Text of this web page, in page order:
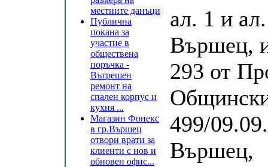
местните данъци
Публична
покана за
участие в
обществена
поръчка -
Вътрешен
ремонт на
спален корпус и
кухня ...
Магазин Фонекс
в гр.Вършец
отвори врати за
клиенти с нов и
обновен офис...
ал. 1 и
Вършец,
293 от
499/
Вършец,